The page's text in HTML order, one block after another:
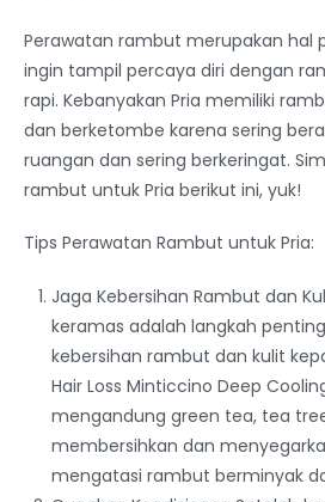
Perawatan rambut merupakan hal
ingin tampil percaya diri dengan
rapi. Kebanyakan Pria memiliki
dan berketombe karena sering
ruangan dan sering berkeringat.
rambut untuk Pria berikut ini, yuk!
Tips Perawatan Rambut untuk Pria:
Jaga Kebersihan Rambut dan
keramas adalah langkah
kebersihan rambut dan kulit
Hair Loss Minticcino Deep
mengandung green tea, tea
membersihkan dan
mengatasi rambut berminyak